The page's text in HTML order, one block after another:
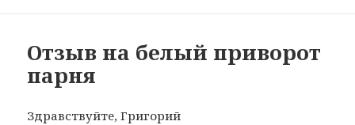
Отзыв на белый приворот
парня
Здравствуйте, Григорий